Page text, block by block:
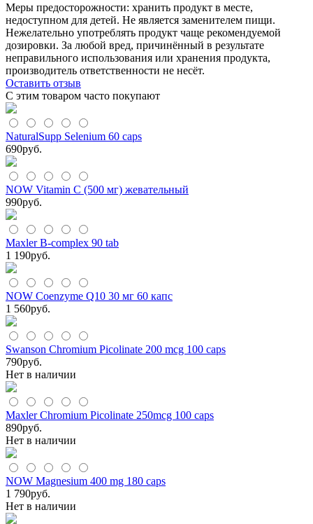
Меры предосторожности: хранить продукт в месте,
недоступном для детей. Не является заменителем пищи.
Нежелательно употреблять продукт чаще рекомендуемой
дозировки. За любой вред, причинённый в результате
неправильного использования или хранения продукта,
производитель ответственности не несёт.
Оставить отзыв
С этим товаром часто покупают
NaturalSupp Selenium 60 caps
690руб.
NOW Vitamin C (500 мг) жевательный
990руб.
Maxler B-complex 90 tab
1 190руб.
NOW Coenzyme Q10 30 мг 60 капс
1 560руб.
Swanson Chromium Picolinate 200 mcg 100 caps
790руб.
Нет в наличии
Maxler Chromium Picolinate 250mcg 100 caps
890руб.
Нет в наличии
NOW Magnesium 400 mg 180 caps
1 790руб.
Нет в наличии